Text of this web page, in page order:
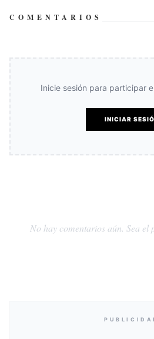
COMENTARIOS
Inicie sesión para participar
INICIAR
No hay comentarios aún. Sea